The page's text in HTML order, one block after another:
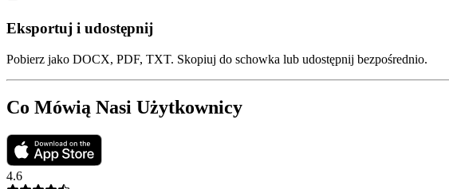
Eksportuj i udostępnij
Pobierz jako DOCX, PDF, TXT. Skopiuj do schowka lub udostępnij bezpośrednio.
Co Mówią Nasi Użytkownicy
4.6